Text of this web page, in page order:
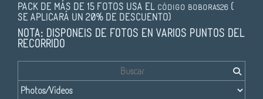
PACK DE MÁS DE 15 FOTOS USA EL CÓDIGO BOBORAS26 (
SE APLICARÁ UN 20% DE DESCUENTO)
NOTA: DISPONEIS DE FOTOS EN VARIOS PUNTOS DEL
RECORRIDO